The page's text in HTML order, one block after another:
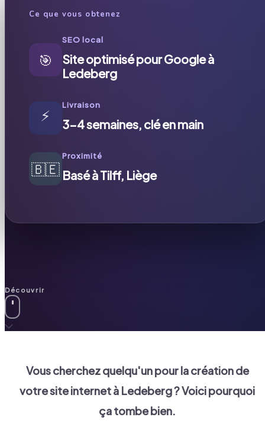
Ce que vous obtenez
🎯
SEO local
Site optimisé pour Google à
Ledeberg
⚡
Livraison
3-4 semaines, clé en main
🇧🇪
Proximité
Basé à Tilff, Liège
Découvrir
Vous cherchez quelqu'un pour la création de
votre site internet à Ledeberg? Voici pourquoi
ça tombe bien.